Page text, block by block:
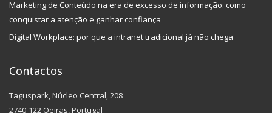
Marketing de Conteúdo na era de excesso de informação: como
conquistar a atenção e ganhar confiança
Digital Workplace: por que a intranet tradicional já não chega
Contactos
Taguspark, Núcleo Central, 208
2740-122 Oeiras, Portugal